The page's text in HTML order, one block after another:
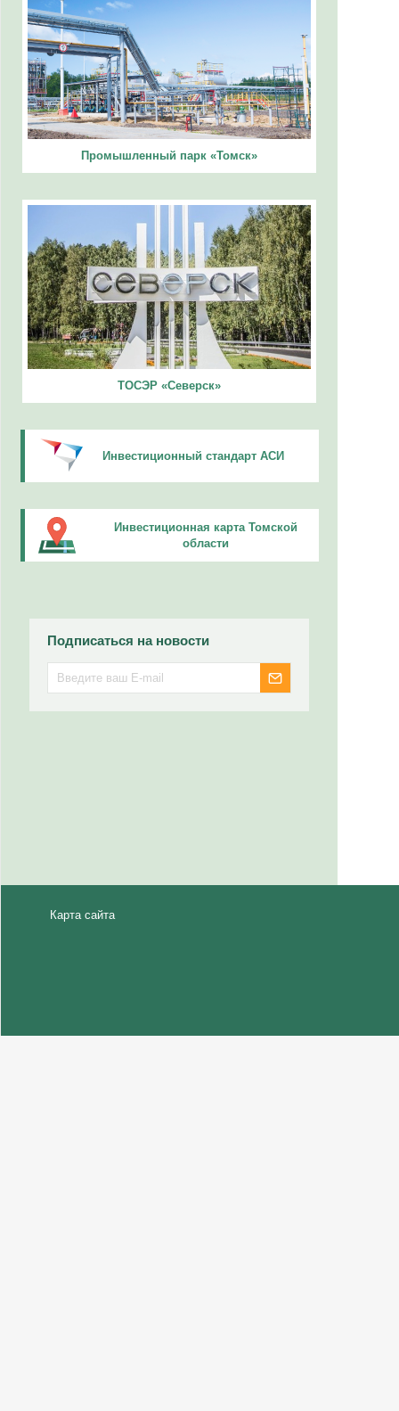
Промышленный парк «Томск»
ТОСЭР «Северск»
Инвестиционный стандарт АСИ
Инвестиционная карта Томской
области
Подписаться на новости
Карта сайта